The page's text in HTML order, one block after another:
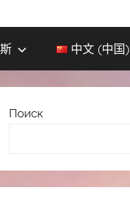
中文 (中国)
Поиск